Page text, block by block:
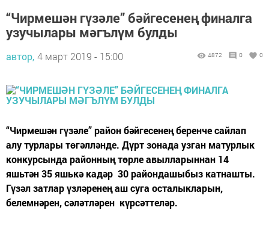
“Чирмешән гүзәле” бәйгесенең финалга
узучылары мәгълүм булды
автор, 4 март 2019 - 15:00 4872 0 0
“Чирмешән гүзәле” район бәйгесенең беренче сайлап
алу турлары төгәлләнде. Дүрт зонада узган матурлык
конкурсында районның төрле авылларыннан 14
яшьтән 35 яшькә кадәр 30 райондашыбыз катнашты.
Гүзәл затлар үзләренең аш суга осталыкларын,
белемнәрен, сәләтләрен күрсәттеләр.